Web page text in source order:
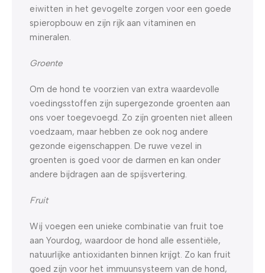
eiwitten in het gevogelte zorgen voor een goede
spieropbouw en zijn rijk aan vitaminen en
mineralen.
Groente
Om de hond te voorzien van extra waardevolle
voedingsstoffen zijn supergezonde groenten aan
ons voer toegevoegd. Zo zijn groenten niet alleen
voedzaam, maar hebben ze ook nog andere
gezonde eigenschappen. De ruwe vezel in
groenten is goed voor de darmen en kan onder
andere bijdragen aan de spijsvertering.
Fruit
Wij voegen een unieke combinatie van fruit toe
aan Yourdog, waardoor de hond alle essentiële,
natuurlijke antioxidanten binnen krijgt. Zo kan fruit
goed zijn voor het immuunsysteem van de hond,